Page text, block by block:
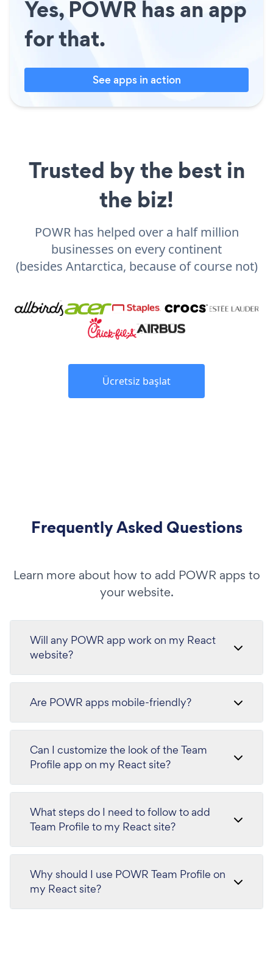
Yes, POWR has an app
for that.
See apps in action
Trusted by the best in
the biz!
POWR has helped over a half million
businesses on every continent
(besides Antarctica, because of course not)
Ücretsiz başlat
Frequently Asked Questions
Learn more about how to add POWR apps to
your website.
Will any POWR app work on my React
website?
Are POWR apps mobile-friendly?
Can I customize the look of the Team
Profile app on my React site?
What steps do I need to follow to add
Team Profile to my React site?
Why should I use POWR Team Profile on
my React site?